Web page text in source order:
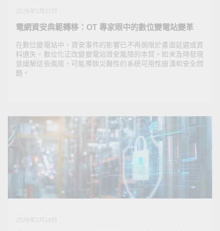
2026年1月23日
電網資安典範轉移：OT 專家眼中的數位變電站變革
在數位變電站中，資安事件的影響已不再侷限於畫面延遲或資
料遺失。數位化正改變變電站資安風險的本質。如未及時發現
並緩解這些風險，可能導致災難性的系統可用性崩潰和安全問
題。
電網資安典範轉移：OT 專家眼中的數位變電站變革
在數位變電站中，資安事件的影響已不再侷限於畫面延遲
或資料遺失。數位化正改變變電站資安風險的本質。如未
及時發現並緩解這些風險，可能導致災難性的系統可用性
2026年1月19日